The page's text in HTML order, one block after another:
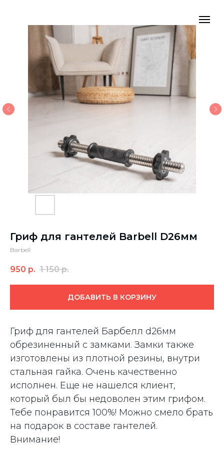
Гриф для гантелей Barbell D26мм
Barbell
950 р. 1 150 р.
ДОБАВИТЬ В КОРЗИНУ
Гриф для гантелей Барбелл d26мм
обрезиненный с замками. Замки также
изготовлены из плотной резины, внутри
стальная гайка. Очень качественно
исполнен. Еще не нашелся клиент,
который был бы недоволен этим грифом.
Тебе понравится 100%! Можно смело брать
на подарок в составе гантелей.
Внимание!